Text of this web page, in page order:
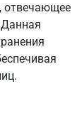
отвечающее